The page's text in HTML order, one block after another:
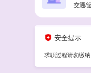
交通/
安全提示
求职过程请勿缴